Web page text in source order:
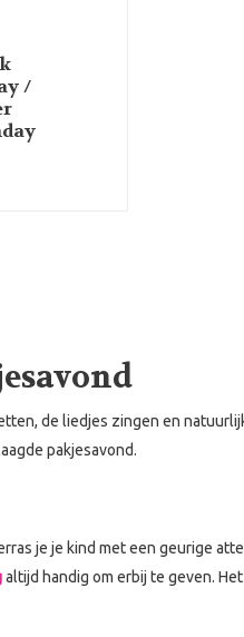
/
de liedjes zingen en
pakjesavond.
je je kind met een geurige
altijd handig om erbij te geven.